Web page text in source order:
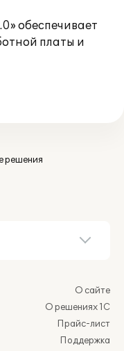
обеспечивает
платы и
решения
О сайте
О решениях 1С
Прайс-лист
Поддержка